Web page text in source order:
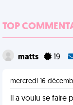
TOP
matts 19
mercredi 16
Il a voulu se faire